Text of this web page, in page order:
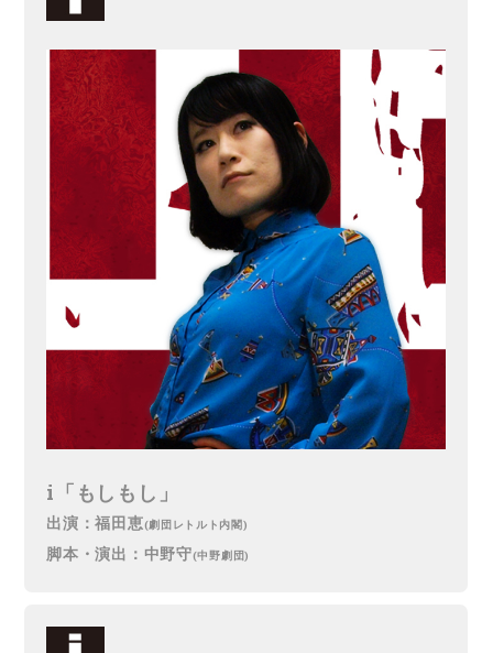
i「もしもし」
出演：福田恵(劇団レトルト内閣)
脚本・演出：中野守(中野劇団)